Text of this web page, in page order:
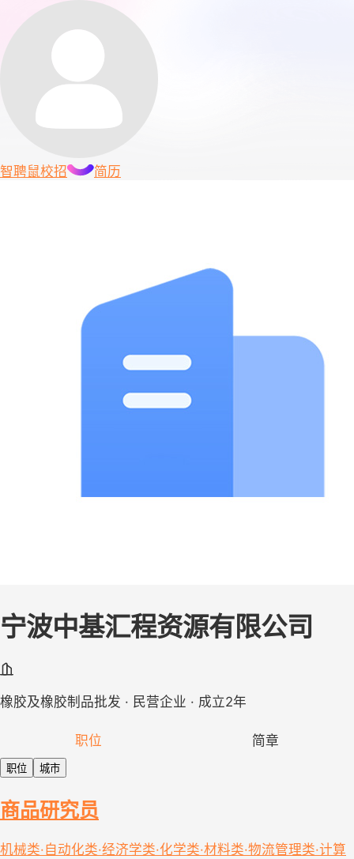
智聘鼠校招 简历
宁波中基汇程资源有限公司
橡胶及橡胶制品批发 · 民营企业 · 成立2年
职位 简章
职位 城市
商品研究员
机械类·自动化类·经济学类·化学类·材料类·物流管理类·计算